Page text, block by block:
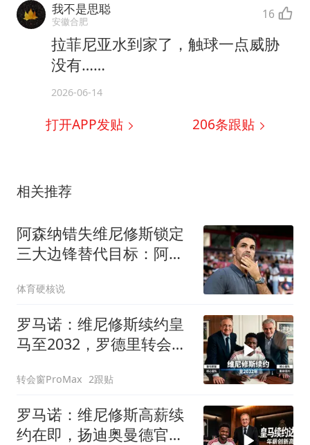
我不是思聪
安徽合肥 16
拉菲尼亚水到家了，触球一点威胁
没有……
2026-06-14
打开APP发贴 206条跟贴
相关推荐
阿森纳错失维尼修斯锁定
三大边锋替代目标：阿尔
体育硬核说
罗马诺：维尼修斯续约皇
马至2032，罗德里转会巴
转会窗ProMax 2跟贴
罗马诺：维尼修斯高薪续
约在即，扬迪奥曼德官宣